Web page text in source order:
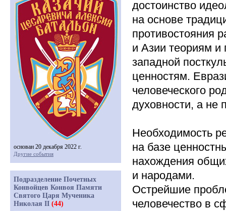
достоинство
на основе
противостояния
и Азии теориям и
западной
ценностям.
человеческого
духовности, а не
Необходимость
на базе
нахождения
и народами.
Острейшие
человечество в
основан 20 декабря 2022 г.
Другие события
Подразделение Почетных
Конвойцев Конвоя Памяти
Святого Царя Мученика
Николая II (44)